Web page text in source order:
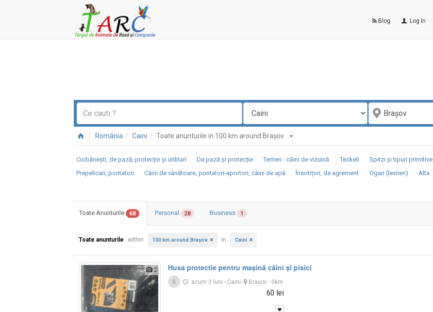
Blog Log In
România Caini Toate anunturile in 100 km around Braşov
Ciobănești, de pază, protecție și utilitari De pază și protecție Terrieri - câini de vizuină Teckeli Spitzi și tipuri primitive
Prepelicari, pontatori
Câini de vânătoare, pontatori-aportori, câini de apă Însotițori, de agrement Ogari (levrieri) Alta
Toate Anunturile 68 Personal 28 Business 1
Toate anunturile within 100 km around Braşov in Caini
2 Husa protectie pentru mașină câini și pisici
B acum 3 luni - Caini- Braşov- 0km
60 lei